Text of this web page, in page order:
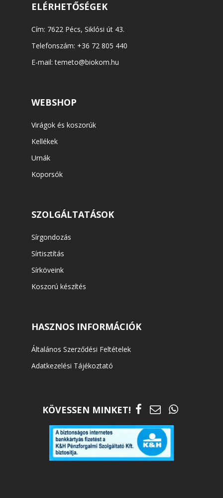
ELÉRHETŐSÉGEK
Cím: 7622 Pécs, Siklósi út 43.
Telefonszám: +36 72 805 440
E-mail:temeto@biokom.hu
WEBSHOP
Virágok és koszorúk
Kellékek
Urnák
Koporsók
SZOLGÁLTATÁSOK
Sírgondozás
Sírtisztítás
Sírköveink
Koszorú készítés
HASZNOS INFORMÁCIÓK
Általános Szerződési Feltételek
Adatkezelési Tájékoztató
KÖVESSEN MINKET!